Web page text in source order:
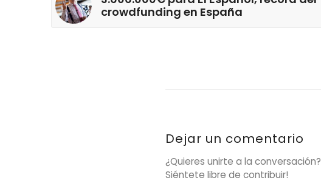
crowdfunding en España
Dejar un comentario
¿Quieres unirte a la conversación?
Siéntete libre de contribuir!